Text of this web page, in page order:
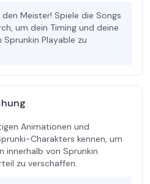
Meister! Spiele die Songs
um dein Timing und deine
Sprunkin Playable zu
Animationen und
Charakters kennen, um
innerhalb von Sprunkin
zu verschaffen.